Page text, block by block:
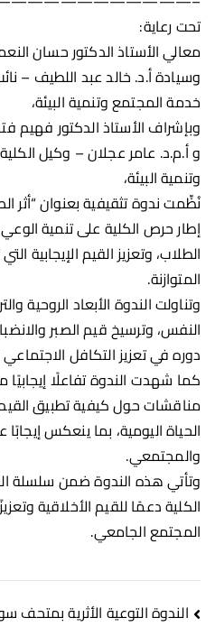
تحت رعاية:
معالي الأستاذ الدكتور حسان
وسيادة أ.د. خالد عبد اللطيف –
خدمة المجتمع وتنمية البيئة،
وبإشراف الأستاذ الدكتور فهيم
و أ.م.د. عامر عجلان – وكيل
وتنمية البيئة،
نُظِّمت ندوة تثقيفية بعنوان “أثر
إطار حرص الكلية على تنمية
الطلاب، وتعزيز القيم الإيجابية
المتوازنة.
وتناولت الندوة الأبعاد الروحية
النفس، وترسيخ قيم الصبر
دوره في تعزيز التكافل
كما شهدت الندوة تفاعلًا
مناقشات حول كيفية تطبيق
الحياة اليومية، بما ينعكس
والمجتمعي.
وتأتي هذه الندوة ضمن سلسلة
الكلية دعمًا للقيم الأخلاقية
المجتمع الجامعي.
الندوة التوعية الأثرية